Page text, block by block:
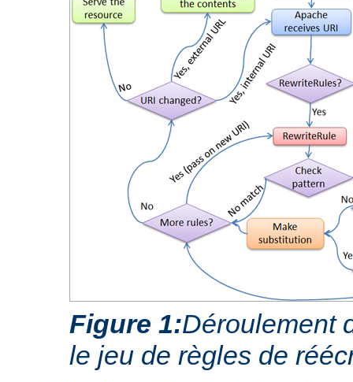
Figure 1:Déroulement
le jeu de règles de